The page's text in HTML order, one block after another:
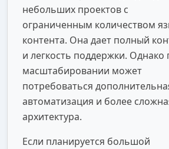
небольших проектов с
ограниченным количеством
контента. Она дает полный
и легкость поддержки. Однако
масштабировании может
потребоваться
автоматизация и более
архитектура.
Если планируется большой